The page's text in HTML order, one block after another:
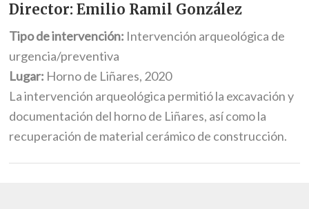
Director: Emilio Ramil González
Tipo de intervención: Intervención arqueológica de
urgencia/preventiva
Lugar: Horno de Liñares, 2020
La intervención arqueológica permitió la excavación y
documentación del horno de Liñares, así como la
recuperación de material cerámico de construcción.